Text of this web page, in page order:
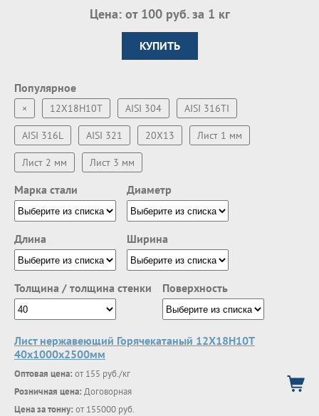
Цена: от 100 руб. за 1 кг
КУПИТЬ
Популярное
× 12Х18Н10Т AISI 304 AISI 316TI
AISI 316L AISI 321 20Х13 Лист 1 мм
Лист 2 мм Лист 3 мм
Марка стали Диаметр
Длина Ширина
Толщина / толщина стенки Поверхность
Лист нержавеющий Горячекатаный 12Х18Н10Т
40x1000x2500мм
Оптовая цена: от 155 руб./кг
Розничная цена: Договорная
Цена за тонну: от 155000 руб.